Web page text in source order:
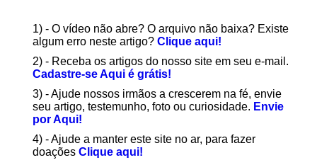
1) - O vídeo não abre? O arquivo não baixa? Existe
algum erro neste artigo? Clique aqui!
2) - Receba os artigos do nosso site em seu e-mail.
Cadastre-se Aqui é grátis!
3) - Ajude nossos irmãos a crescerem na fé, envie
seu artigo, testemunho, foto ou curiosidade. Envie
por Aqui!
4) - Ajude a manter este site no ar, para fazer
doações Clique aqui!